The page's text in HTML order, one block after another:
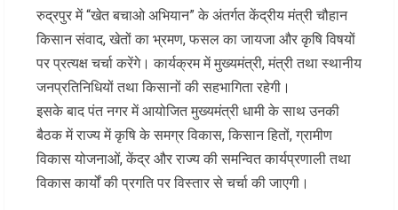
रुद्रपुर में “खेत बचाओ अभियान” के अंतर्गत केंद्रीय मंत्री चौहान
किसान संवाद, खेतों का भ्रमण, फसल का जायजा और कृषि विषयों
पर प्रत्यक्ष चर्चा करेंगे। कार्यक्रम में मुख्यमंत्री, मंत्री तथा स्थानीय
जनप्रतिनिधियों तथा किसानों की सहभागिता रहेगी।
इसके बाद पंत नगर में आयोजित मुख्यमंत्री धामी के साथ उनकी
बैठक में राज्य में कृषि के समग्र विकास, किसान हितों, ग्रामीण
विकास योजनाओं, केंद्र और राज्य की समन्वित कार्यप्रणाली तथा
विकास कार्यों की प्रगति पर विस्तार से चर्चा की जाएगी।